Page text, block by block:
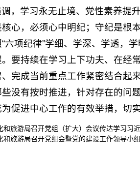
，学习永无止境、党性素养提
心，必须心中明纪；守纪是根
六项纪律”学细、学深、学透，
要持续在学习上下功夫、在经
完成当前重点工作紧密结合起
没有按时推进，针对存在的问
促进中心工作的有效举措，切
和旅游局召开党组（扩大）会议传达学习习
和旅游局召开党组会暨党的建设工作领导小